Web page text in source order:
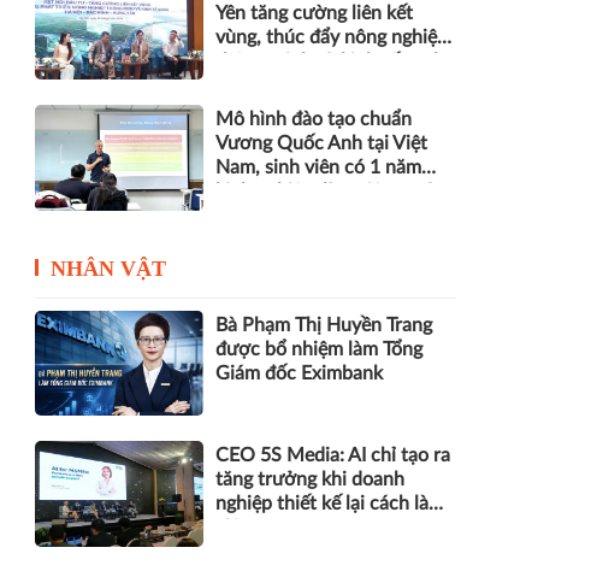
Yên tăng cường liên kết
vùng, thúc đẩy nông nghiệp
Mô hình đào tạo chuẩn
Vương Quốc Anh tại Việt
Nam, sinh viên có 1 năm
NHÂN VẬT
Bà Phạm Thị Huyền Trang
được bổ nhiệm làm Tổng
Giám đốc Eximbank
CEO 5S Media: AI chỉ tạo ra
tăng trưởng khi doanh
nghiệp thiết kế lại cách làm